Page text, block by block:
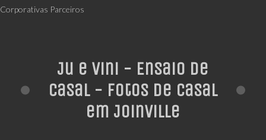
Corporativas Parceiros
Ju e Vini - Ensaio de
Casal - Fotos de casal
em Joinville